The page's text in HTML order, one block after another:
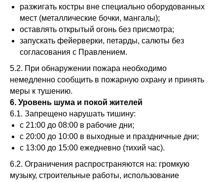
разжигать костры вне специально оборудованных
мест (металлические бочки, мангалы);
оставлять открытый огонь без присмотра;
запускать фейерверки, петарды, салюты без
согласования с Правлением.
5.2. При обнаружении пожара необходимо
немедленно сообщить в пожарную охрану и принять
меры к тушению.
6. Уровень шума и покой жителей
6.1. Запрещено нарушать тишину:
с 21:00 до 08:00 в рабочие дни;
с 20:00 до 10:00 в выходные и праздничные дни;
с 13:00 до 15:00 ежедневно (тихий час).
6.2. Ограничения распространяются на: громкую
музыку, строительные работы, использование